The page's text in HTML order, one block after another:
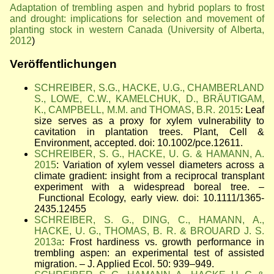
Adaptation of trembling aspen and hybrid poplars to frost
and drought: implications for selection and movement of
planting stock in western Canada (University of Alberta,
2012)
Veröffentlichungen
SCHREIBER, S.G., HACKE, U.G., CHAMBERLAND
S., LOWE, C.W., KAMELCHUK, D., BRÄUTIGAM,
K., CAMPBELL, M.M. and THOMAS, B.R. 2015: Leaf
size serves as a proxy for xylem vulnerability to
cavitation in plantation trees. Plant, Cell &
Environment, accepted. doi: 10.1002/pce.12611.
SCHREIBER, S. G., HACKE, U. G. & HAMANN, A.
2015: Variation of xylem vessel diameters across a
climate gradient: insight from a reciprocal transplant
experiment with a widespread boreal tree. –
Functional Ecology, early view. doi: 10.1111/1365-
2435.12455
SCHREIBER, S. G., DING, C., HAMANN, A.,
HACKE, U. G., THOMAS, B. R. & BROUARD J. S.
2013a: Frost hardiness vs. growth performance in
trembling aspen: an experimental test of assisted
migration. – J. Applied Ecol. 50: 939–949.